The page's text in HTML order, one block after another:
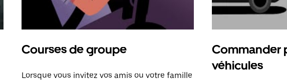
Courses de groupe
Lorsque vous invitez vos amis ou votre famille
Commander
véhicules